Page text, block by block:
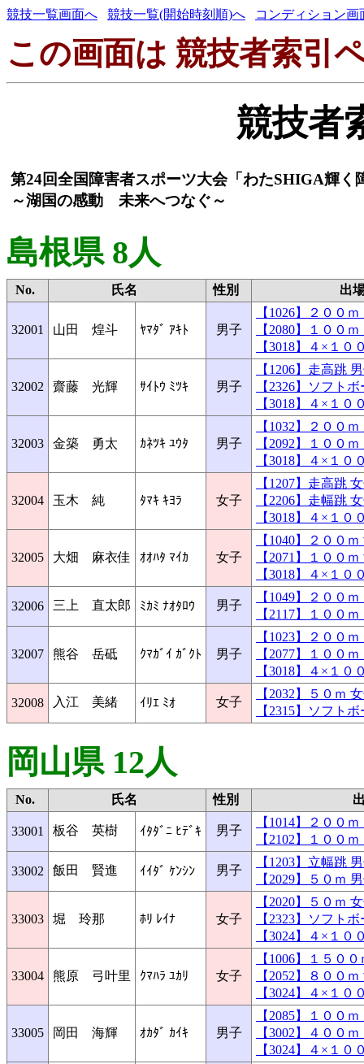
競技一覧画面へ 競技一覧(開始時刻順)へ コンディション画
この画面は 競技者索引
競技者
第24回全国障害者スポーツ大会「わたSHIGA輝
～湖国の感動 未来へつなぐ～
島根県 8人
No. 氏名 性別 出
32001 山田 煌斗 ﾔﾏﾀﾞ ｱｷﾄ 男子
【1026】２０
【2080】１０
【3018】４×
32002 齋藤 光輝 ｻｲﾄｳ ﾐﾂｷ 男子
【1206】走高
【2326】ソフ
【3018】４×
32003 金築 勇太 ｶﾈﾂｷ ﾕｳﾀ 男子
【1032】２０
【2092】１０
【3018】４×
32004 玉木 純 ﾀﾏｷ ｷﾖﾗ 女子
【1207】走高
【2206】走幅
【3018】４×
32005 大畑 麻衣佳 ｵｵﾊﾀ ﾏｲｶ 女子
【1040】２０
【2071】１０
【3018】４×
32006 三上 直太郎 ﾐｶﾐ ﾅｵﾀﾛｳ 男子
【1049】２０
【2117】１０
32007 熊谷 岳砥 ｸﾏｶﾞｲ ｶﾞｸﾄ 男子
【1023】２０
【2077】１０
【3018】４×
32008 入江 美緒 ｲﾘｴ ﾐｵ 女子
【2032】５０
【2315】ソフ
岡山県 12人
No. 氏名 性別
33001 板谷 英樹 ｲﾀﾀﾞﾆ ﾋﾃﾞｷ 男子
【1014】２０
【2102】１０
33002 飯田 賢進 ｲｲﾀﾞ ｹﾝｼﾝ 男子
【1203】立幅
【2029】５０
33003 堀 玲那 ﾎﾘ ﾚｲﾅ 女子
【2020】５０
【2323】ソフ
【3024】４×
33004 熊原 弓叶里 ｸﾏﾊﾗ ﾕｶﾘ 女子
【1006】１５
【2052】８０
【3024】４×
33005 岡田 海輝 ｵｶﾀﾞ ｶｲｷ 男子
【2085】１０
【3002】４０
【3024】４×